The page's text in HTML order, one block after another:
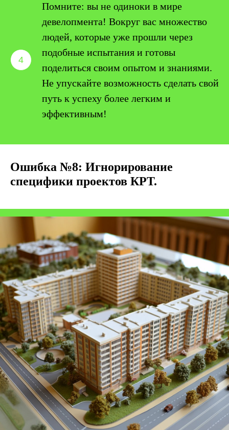
Помните: вы не одиноки в мире
девелопмента! Вокруг вас множество
людей, которые уже прошли через
подобные испытания и готовы
поделиться своим опытом и знаниями.
Не упускайте возможность сделать свой
путь к успеху более легким и
эффективным!
Ошибка №8: Игнорирование
специфики проектов КРТ.